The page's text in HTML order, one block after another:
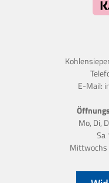
E-Mail:
Mo, Di,
Sa